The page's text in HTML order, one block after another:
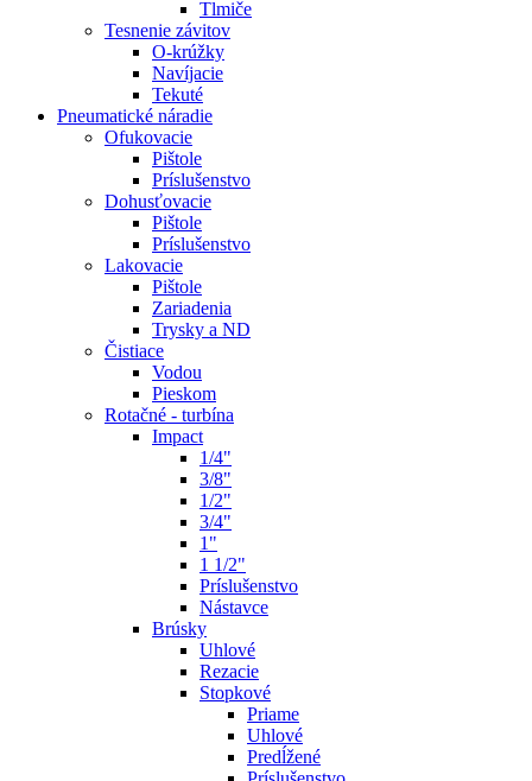
Tlmiče
Tesnenie závitov
O-krúžky
Navíjacie
Tekuté
Pneumatické náradie
Ofukovacie
Pištole
Príslušenstvo
Dohusťovacie
Pištole
Príslušenstvo
Lakovacie
Pištole
Zariadenia
Trysky a ND
Čistiace
Vodou
Pieskom
Rotačné - turbína
Impact
1/4"
3/8"
1/2"
3/4"
1"
1 1/2"
Príslušenstvo
Nástavce
Brúsky
Uhlové
Rezacie
Stopkové
Priame
Uhlové
Predĺžené